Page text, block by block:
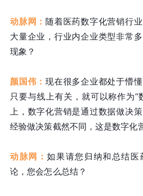
动脉网： 随着医药数字化营销行
大量企业，行业内企业类型非常
现象？
颜国伟：现在很多企业都处于懵
只要与线上有关，就可以称作为“
上，数字化营销是通过数据做决
经验做决策截然不同，这是数字化
动脉网：如果请您归纳和总结医
论，您会怎么总结？